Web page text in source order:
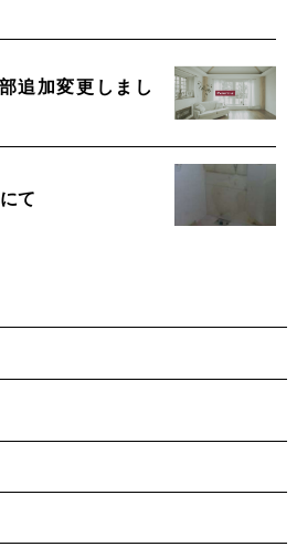
追加変更しまし
て